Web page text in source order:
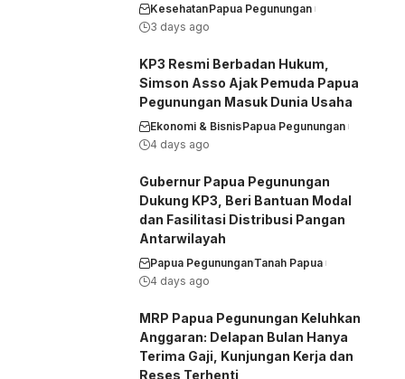
KesehatanPapua Pegunungan
3 days ago
KP3 Resmi Berbadan Hukum,
Simson Asso Ajak Pemuda Papua
Pegunungan Masuk Dunia Usaha
Ekonomi & BisnisPapua Pegunungan
4 days ago
Gubernur Papua Pegunungan
Dukung KP3, Beri Bantuan Modal
dan Fasilitasi Distribusi Pangan
Antarwilayah
Papua PegununganTanah Papua
4 days ago
MRP Papua Pegunungan Keluhkan
Anggaran: Delapan Bulan Hanya
Terima Gaji, Kunjungan Kerja dan
Reses Terhenti